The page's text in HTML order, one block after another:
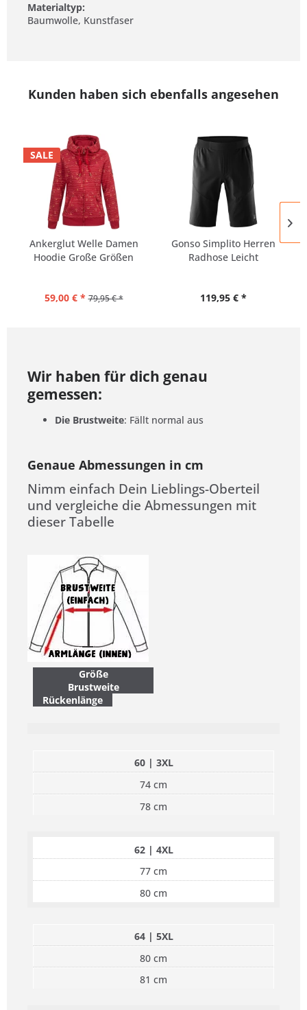
Materialtyp:
Baumwolle, Kunstfaser
Kunden haben sich ebenfalls angesehen
SALE
Ankerglut Welle Damen
Hoodie Große Größen
59,00 € * 79,95 € *
Gonso Simplito Herren
Radhose Leicht
119,95 € *
Wir haben für dich genau
gemessen:
Die Brustweite: Fällt normal aus
Genaue Abmessungen in cm
Nimm einfach Dein Lieblings-Oberteil
und vergleiche die Abmessungen mit
dieser Tabelle
Größe
Brustweite
Rückenlänge
60 | 3XL
74 cm
78 cm
62 | 4XL
77 cm
80 cm
64 | 5XL
80 cm
81 cm